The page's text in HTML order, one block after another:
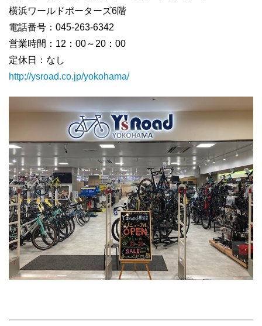
横浜ワールドポーターズ6階
電話番号：045-263-6342
営業時間：12：00～20：00
定休日：なし
http://ysroad.co.jp/yokohama/